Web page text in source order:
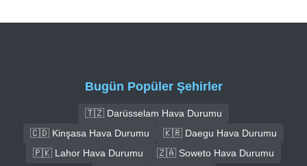
Bugün Popüler Şehirler
🇹🇿 Darüsselam Hava Durumu
🇨🇩 Kinşasa Hava Durumu
🇰🇷 Daegu Hava Durumu
🇵🇰 Lahor Hava Durumu
🇿🇦 Soweto Hava Durumu